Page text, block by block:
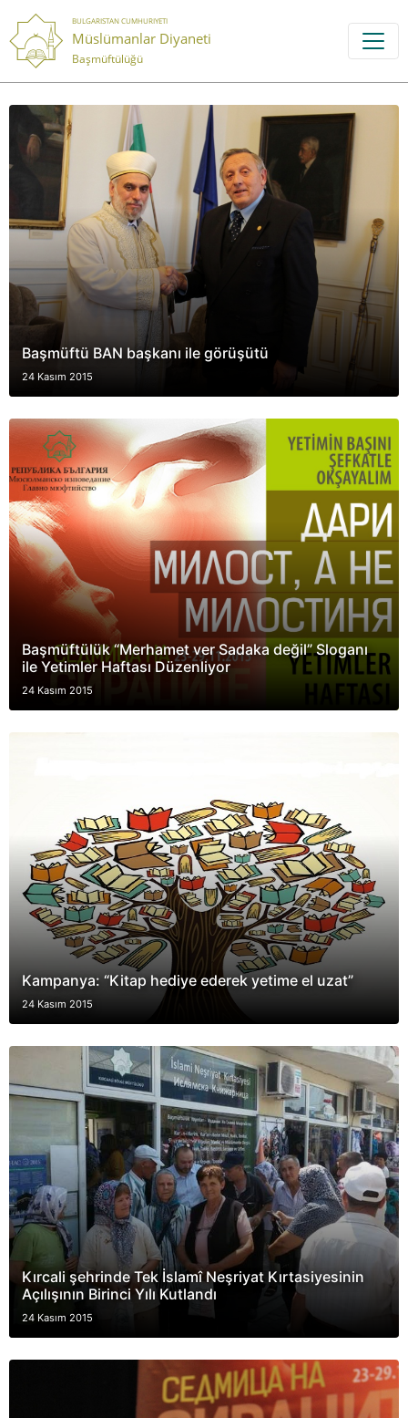
BULGARISTAN CUMHURIYETI
Müslümanlar Diyaneti
Başmüftülüğü
Başmüftü BAN başkanı ile görüşütü
24 Kasım 2015
Başmüftülük “Merhamet ver Sadaka değil” Sloganı
ile Yetimler Haftası Düzenliyor
24 Kasım 2015
Kampanya: “Kitap hediye ederek yetime el uzat”
24 Kasım 2015
Kırcali şehrinde Tek İslamî Neşriyat Kırtasiyesinin
Açılışının Birinci Yılı Kutlandı
24 Kasım 2015